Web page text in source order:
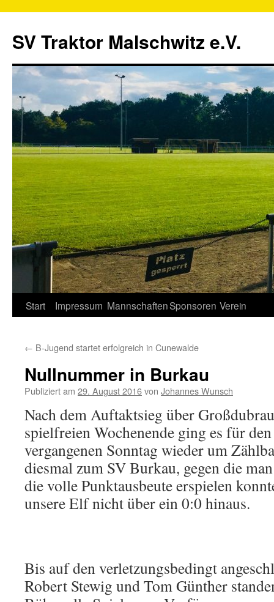
SV Traktor Malschwitz e.V.
Springe
Inhalt
Start Impressum MannschaftenSponsoren Verein
← B-Jugend startet erfolgreich in Cunewalde
Nullnummer in Burkau
Publiziert am 29. August 2016von Johannes Wunsch
Nach dem Auftaktsieg über
spielfreien Wochenende ging es für
vergangenen Sonntag wieder um
diesmal zum SV Burkau, gegen die
die volle Punktausbeute erspielen
unsere Elf nicht über ein 0:0 hinaus.
Bis auf den verletzungsbedingt
Robert Stewig und Tom Günther